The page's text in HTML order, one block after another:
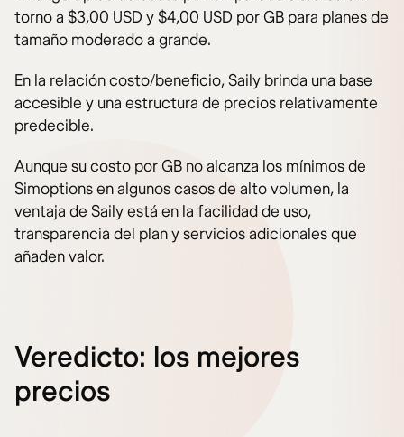
torno a $3,00 USD y $4,00 USD por GB para planes de
tamaño moderado a grande.
En la relación costo/beneficio, Saily brinda una base
accesible y una estructura de precios relativamente
predecible.
Aunque su costo por GB no alcanza los mínimos de
Simoptions en algunos casos de alto volumen, la
ventaja de Saily está en la facilidad de uso,
transparencia del plan y servicios adicionales que
añaden valor.
Veredicto: los mejores
precios